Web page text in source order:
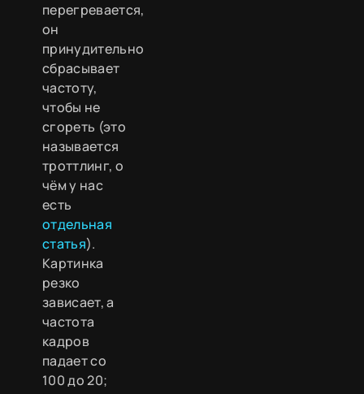
перегревается,
он
принудительно
сбрасывает
частоту,
чтобы не
сгореть (это
называется
троттлинг, о
чём у нас
есть
отдельная
статья).
Картинка
резко
зависает, а
частота
кадров
падает со
100 до 20;